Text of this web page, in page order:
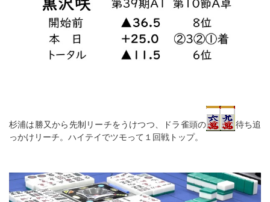
杉浦は勝又から先制リーチをうけつつ、ドラ雀頭の
待ち追
っかけリーチ。ハイテイでツモって１回戦トップ。